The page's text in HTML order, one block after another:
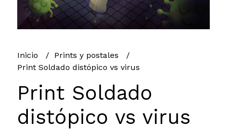
Inicio
Prints y postales
Print Soldado distópico vs virus
Print Soldado
distópico vs virus